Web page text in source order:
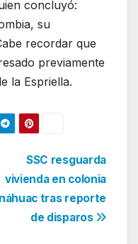
concluyó:
su
recordar que
previamente
la Espriella.
SSC resguarda
vivienda en colonia
tras reporte
de disparos